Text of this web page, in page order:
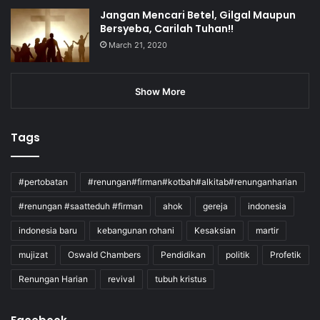
Jangan Mencari Betel, Gilgal Maupun
Bersyeba, Carilah Tuhan!!
March 21, 2020
Show More
Tags
#pertobatan #renungan#firman#kotbah#alkitab#renunganharian
#renungan #saatteduh #firman ahok gereja indonesia
indonesia baru kebangunan rohani Kesaksian martir
mujizat Oswald Chambers Pendidikan politik Profetik
Renungan Harian revival tubuh kristus